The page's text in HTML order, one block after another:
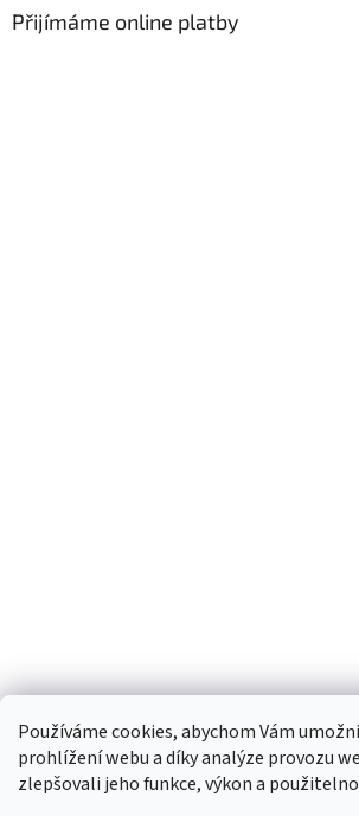
Používáme cookies, abychom Vám
prohlížení webu a díky analýze provozu
zlepšovali jeho funkce, výkon a
Přijímáme online platby